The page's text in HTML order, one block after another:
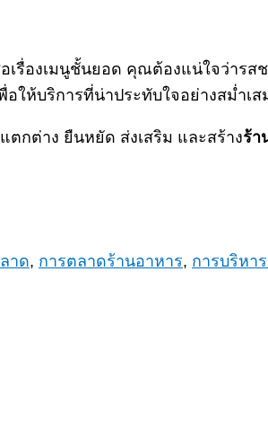
เรื่องเมนูชั้นยอด คุณต้องแน่ใจว่าร
ให้บริการที่น่าประทับใจอย่างสม่ำเส
ตกต่าง ยืนหยัด ส่งเสริม และสร้างร้า
าด, การตลาดร้านอาหาร, การบริหา